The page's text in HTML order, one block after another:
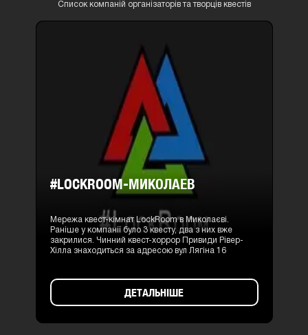
Список компаній організаторів та творців квестів
#LOCKROOM-МИКОЛАЕВ
Мережа квест-кімнат LockRoom в Миколаєві.
Раніше у компанії було 3 квесту, два з них вже
закрилися. Чинний квест-хоррор Привиди Рівер-
Хілла знаходиться за адресою вул Лягіна 16
ДЕТАЛЬНІШЕ